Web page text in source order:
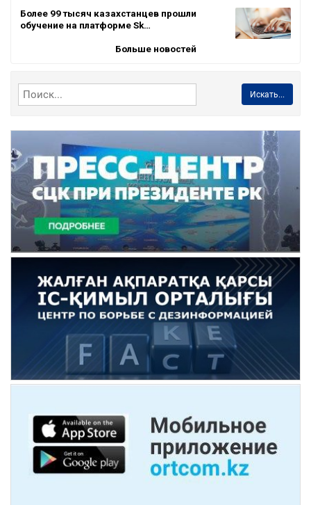
Более 99 тысяч казахстанцев прошли
обучение на платформе Sk…
Больше новостей
Искать...